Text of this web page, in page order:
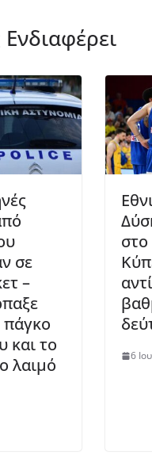
σε
–
πάγκο
και το
λαιμό
6